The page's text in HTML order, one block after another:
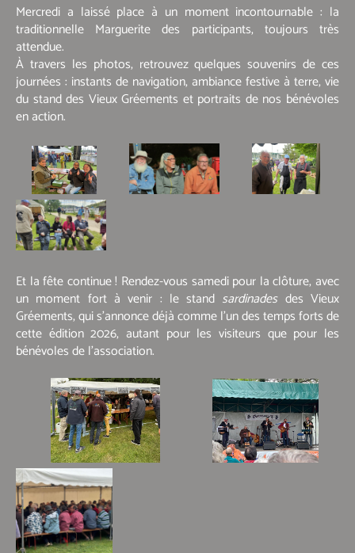
Mercredi a laissé place à un moment incontournable : la
traditionnelle Marguerite des participants, toujours très
attendue.
À travers les photos, retrouvez quelques souvenirs de ces
journées : instants de navigation, ambiance festive à terre, vie
du stand des Vieux Gréements et portraits de nos bénévoles
en action.
Et la fête continue ! Rendez-vous samedi pour la clôture, avec
un moment fort à venir : le stand sardinadesdes Vieux
Gréements, qui s’annonce déjà comme l’un des temps forts de
cette édition 2026, autant pour les visiteurs que pour les
bénévoles de l’association.